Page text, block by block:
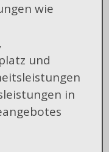
wie
und
in